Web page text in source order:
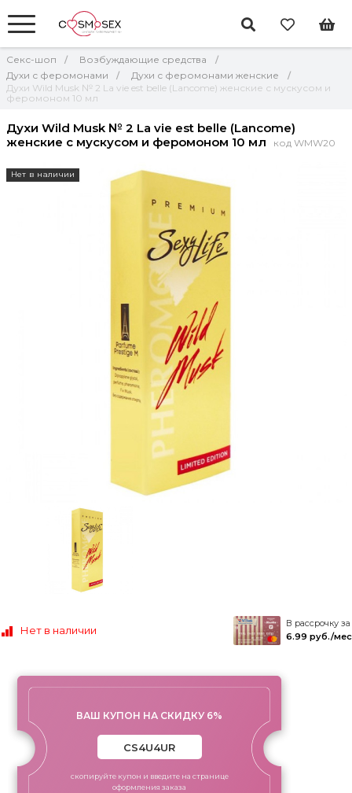
Секс-шоп
Возбуждающие средства
Духи с феромонами
Духи с феромонами женские
Духи Wild Musk № 2 La vie est belle (Lancome) женские с мускусом и
феромоном 10 мл
Духи Wild Musk № 2 La vie est belle (Lancome)
женские с мускусом и феромоном 10 мл
код WMW20
Нет в наличии
Нет в наличии
В рассрочку за
6.99 руб./мес
ВАШ КУПОН НА СКИДКУ 6%
скопируйте купон и введите на странице
оформления заказа